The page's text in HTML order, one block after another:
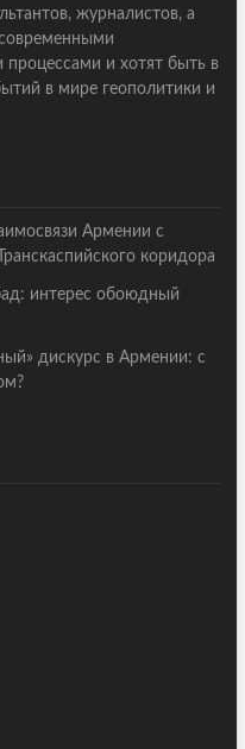
журналистов, а
современными
и хотят быть в
в мире геополитики и
Армении с
коридора
интерес обоюдный
дискурс в Армении: с